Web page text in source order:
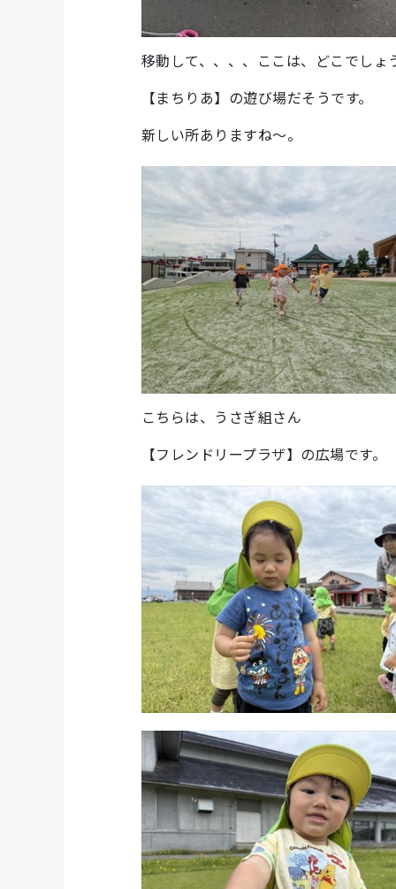
移動して、、、、ここは、どこでしょ
【まちりあ】の遊び場だそうです。
新しい所ありますね～。
こちらは、うさぎ組さん
【フレンドリープラザ】の広場です。